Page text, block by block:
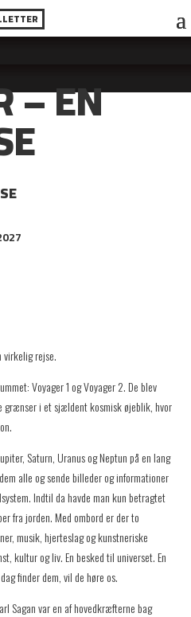
– EN
virkelig rejse.
Voyager 1 og Voyager 2. De blev
grænser i et sjældent kosmisk øjeblik, hvor
Saturn, Uranus og Neptun på en lang
alle og sende billeder og informationer
Indtil da havde man kun betragtet
fra jorden. Med ombord er der to
musik, hjerteslag og kunstneriske
kultur og liv. En besked til universet. En
finder dem, vil de høre os.
Sagan var en af hovedkræfterne bag